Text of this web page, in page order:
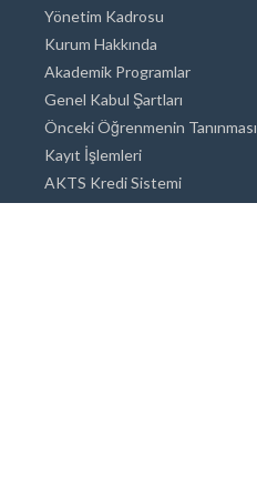
Yönetim Kadrosu
Kurum Hakkında
Akademik Programlar
Genel Kabul Şartları
Önceki Öğrenmenin Tanınması
Kayıt İşlemleri
AKTS Kredi Sistemi